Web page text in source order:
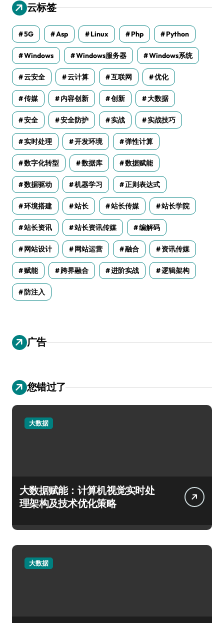
云标签
5G Asp Linux Php Python
Windows Windows服务器 Windows系统
云安全 云计算 互联网 优化
传媒 内容创新 创新 大数据
安全 安全防护 实战 实战技巧
实时处理 开发环境 弹性计算
数字化转型 数据库 数据赋能
数据驱动 机器学习 正则表达式
环境搭建 站长 站长传媒 站长学院
站长资讯 站长资讯传媒 编解码
网站设计 网站运营 融合 资讯传媒
赋能 跨界融合 进阶实战 逻辑架构
防注入
广告
您错过了
大数据
大数据赋能：计算机视觉实时处
理架构及技术优化策略
大数据